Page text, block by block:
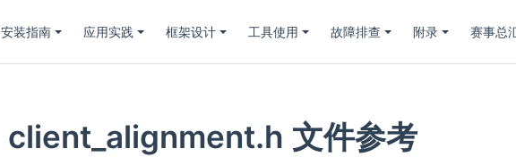
安装指南 应用实践 框架设计 工具使用 故障排查 附录 赛事总
client_alignment.h 文件参考